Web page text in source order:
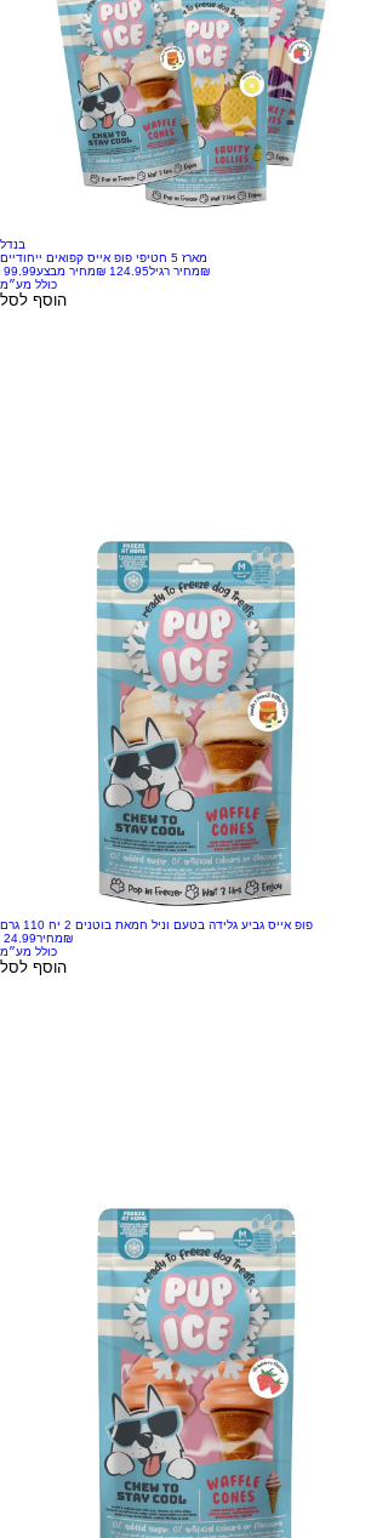
בנדל
מארז 5 חטיפי פופ אייס קפואים ייחודיים
מחיר רגיל
מחיר מבצע
‏99.99 ‏₪
כולל מע״מ
הוסף לסל
פופ אייס גביע גלידה בטעם וניל חמאת בוטנים 2 יח 110 גרם
מחיר‏24.99 ‏₪
כולל מע״מ
הוסף לסל